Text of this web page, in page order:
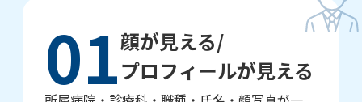
01顔が見える/
プロフィールが見える